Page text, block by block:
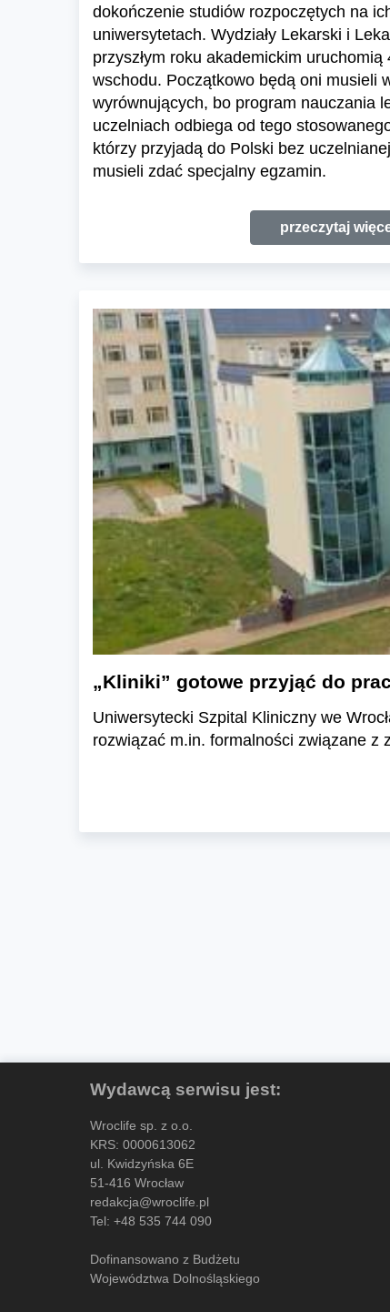
dokończenie studiów rozpoczętych na
uniwersytetach. Wydziały Lekarski i
przyszłym roku akademickim
wschodu. Początkowo będą oni musieli
wyrównujących, bo program nauczania
uczelniach odbiega od tego
którzy przyjadą do Polski bez
musieli zdać specjalny egzamin.
przeczytaj
„Kliniki” gotowe przyjąć do
Uniwersytecki Szpital Kliniczny we
rozwiązać m.in. formalności związane z
Wydawcą serwisu jest:
Wroclife sp. z o.o.
KRS: 0000613062
ul. Kwidzyńska 6E
51-416 Wrocław
redakcja@wroclife.pl
Tel: +48 535 744 090
Dofinansowano z Budżetu
Województwa Dolnośląskiego